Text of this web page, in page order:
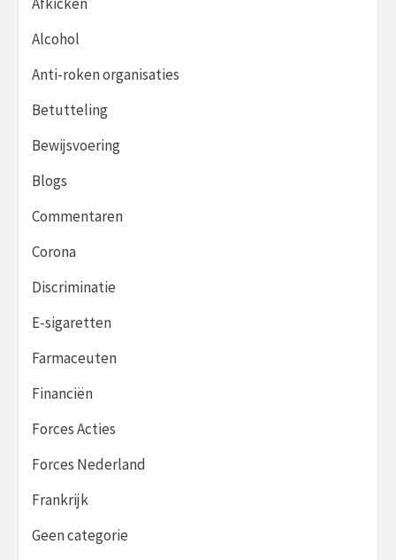
Alcohol
Anti-roken organisaties
Betutteling
Bewijsvoering
Blogs
Commentaren
Corona
Discriminatie
E-sigaretten
Farmaceuten
Financiën
Forces Acties
Forces Nederland
Frankrijk
Geen categorie